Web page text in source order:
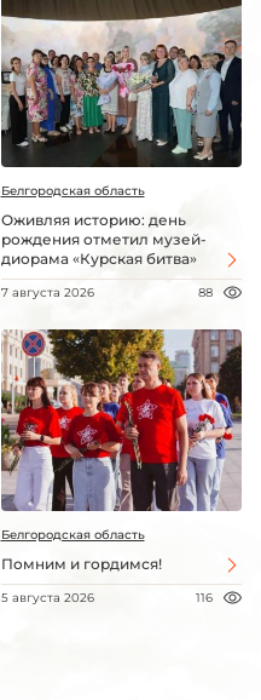
Белгородская область
Оживляя историю: день
рождения отметил музей-
диорама «Курская битва»
7 августа 2026 88
Белгородская область
Помним и гордимся!
5 августа 2026 116